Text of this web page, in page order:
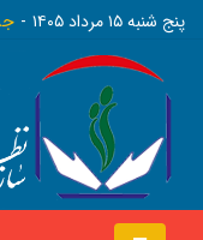
پنج شنبه ١٥ مرداد ١٤٠٥